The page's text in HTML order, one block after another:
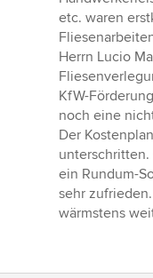
etc. waren
Herrn Lucio
KfW-
noch eine
Der
ein Rundum-
sehr
wärmstens